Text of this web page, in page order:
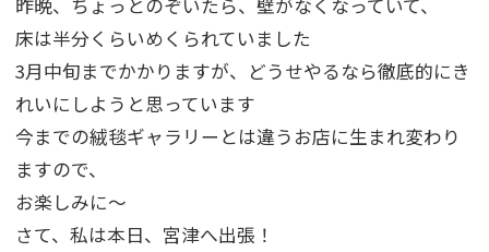
昨晩、ちょっとのぞいたら、壁がなくなっていて、
床は半分くらいめくられていました
3月中旬までかかりますが、どうせやるなら徹底的にき
れいにしようと思っています
今までの絨毯ギャラリーとは違うお店に生まれ変わり
ますので、
お楽しみに～
さて、私は本日、宮津へ出張！